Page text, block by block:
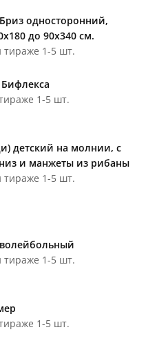
односторонний,
до 90х340 см.
тираже 1-5 шт.
1-5 шт.
детский на молнии, с
и манжеты из рибаны
тираже 1-5 шт.
тираже 1-5 шт.
1-5 шт.